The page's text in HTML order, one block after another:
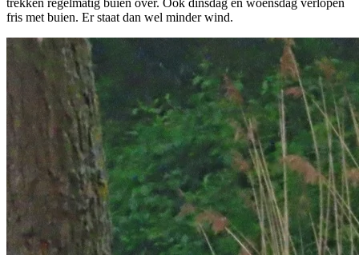
fris met buien. Er staat dan wel minder wind.